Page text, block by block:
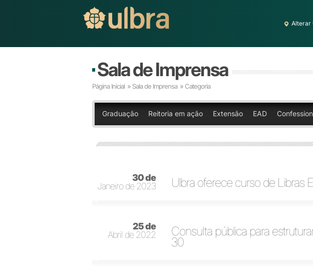
Alterar
Sala de Imprensa
Página Inicial » Sala de Imprensa » Categoria
Graduação Reitoria em ação Extensão EAD
30 de
Janeiro de 2023
Ulbra oferece curso de Libras
25 de
Abril de 2022
Consulta pública para
30